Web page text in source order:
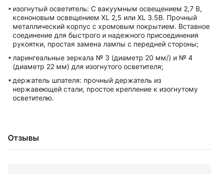
изогнутый осветитель: С вакуумным освещением 2,7 В,
ксеноновым освещением XL 2,5 или XL 3.5В. Прочный
металлический корпус с хромовым покрытием. Вставное
соединение для быстрого и надежного присоединения
рукоятки, простая замена лампы с передней стороны;
ларингеальные зеркала № 3 (диаметр 20 мм/) и № 4
(диаметр 22 мм) для изогнутого осветителя;
держатель шпателя: прочный держатель из
нержавеющей стали, простое крепление к изогнутому
осветителю.
Отзывы